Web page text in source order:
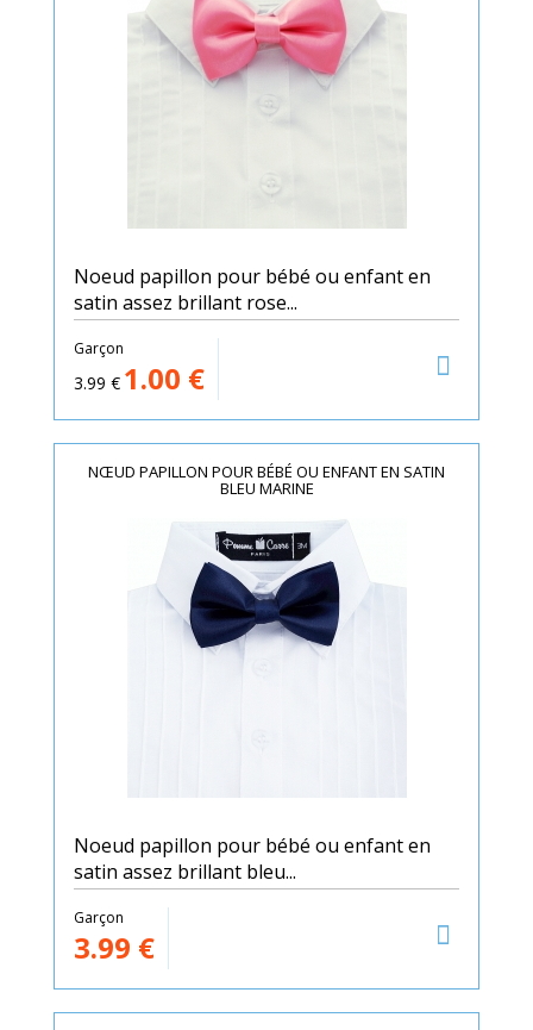
Noeud papillon pour bébé ou enfant en
satin assez brillant rose...
Garçon
3.99 € 1.00 €
NŒUD PAPILLON POUR BÉBÉ OU ENFANT EN SATIN
BLEU MARINE
Noeud papillon pour bébé ou enfant en
satin assez brillant bleu...
Garçon
3.99 €